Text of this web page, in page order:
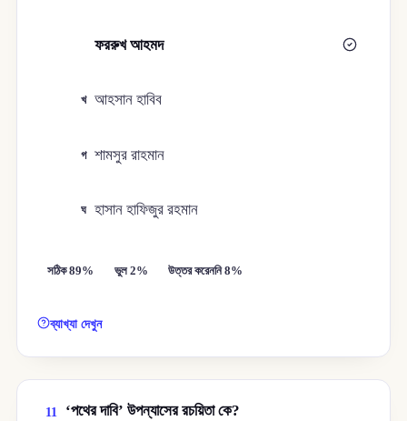
ফররুখ আহমদ
খ আহসান হাবিব
গ শামসুর রাহমান
ঘ হাসান হাফিজুর রহমান
সঠিক 89% ভুল 2% উত্তর করেননি 8%
ব্যাখ্যা দেখুন
11 ‘পথের দাবি’ উপন্যাসের রচয়িতা কে?